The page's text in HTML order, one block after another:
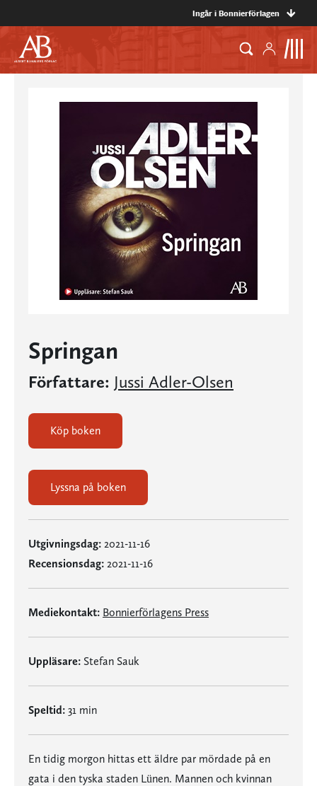
Ingår i Bonnierförlagen
Springan
Författare: Jussi Adler-Olsen
Köp boken
Lyssna på boken
Utgivningsdag: 2021-11-16
Recensionsdag: 2021-11-16
Mediekontakt: Bonnierförlagens Press
Uppläsare: Stefan Sauk
Speltid: 31 min
En tidig morgon hittas ett äldre par mördade på en
gata i den tyska staden Lünen. Mannen och kvinnan